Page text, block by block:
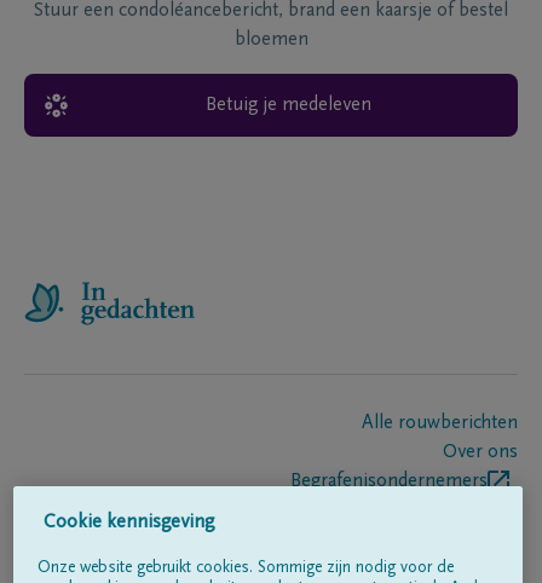
Stuur een condoléancebericht, brand een kaarsje of bestel
bloemen
Betuig je medeleven
Alle rouwberichten
Over ons
Begrafenisondernemers
Cookie kennisgeving
Onze website gebruikt cookies. Sommige zijn nodig voor de